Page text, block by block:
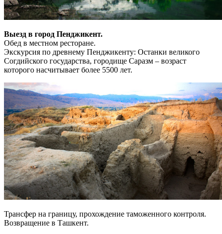
Выезд в город Пенджикент.
Обед в местном ресторане.
Экскурсия по древнему Пенджикенту: Останки великого
Согдийского государства, городище Саразм – возраст
которого насчитывает более 5500 лет.
Трансфер на границу, прохождение таможенного контроля.
Возвращение в Ташкент.